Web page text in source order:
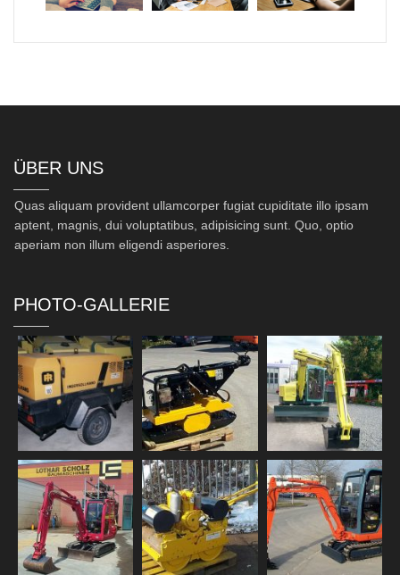
ÜBER UNS
Quas aliquam provident ullamcorper fugiat cupiditate illo ipsam
aptent, magnis, dui voluptatibus, adipisicing sunt. Quo, optio
aperiam non illum eligendi asperiores.
PHOTO-GALLERIE